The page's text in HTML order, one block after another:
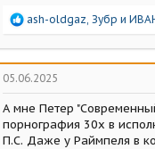
Р
а
к
ц
и
и
ash-oldgaz, Зубр и
05.06.2025
А мне Петер
порнография 30х в
П.С. Даже у Раймпеля в